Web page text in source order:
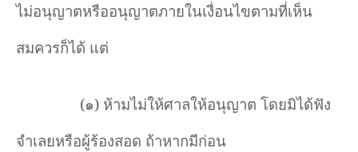
ไม่อนุญาตหรืออนุญาตภายในเงื่อนไขตามที่เห็น
สมควรก็ได้ แต่
(๑) ห้ามไม่ให้ศาลให้อนุญาต โดยมิได้ฟัง
จำเลยหรือผู้ร้องสอด ถ้าหากมีก่อน